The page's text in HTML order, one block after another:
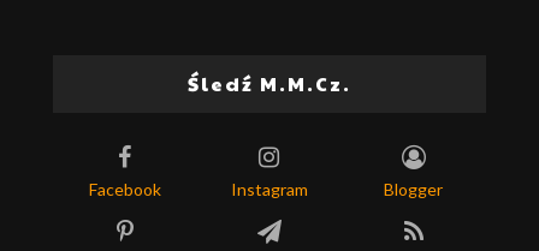
Śledź M.M.Cz.
Facebook Instagram Blogger